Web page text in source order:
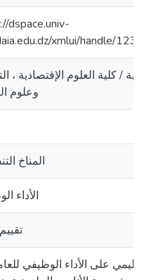
dspace.univ-
xmlui/handle/
/ كلية العلوم الإقتصادية ،
وعلوم
المناخ
الأداء
على الأداء الوظیفي